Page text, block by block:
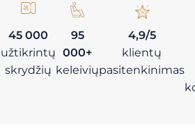
45 000
užtikrintų
skrydžių
95
000+
keleivių
4,9/5
klientų
pasitenkinimas